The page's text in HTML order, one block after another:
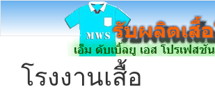
โรงงานเสื้อ